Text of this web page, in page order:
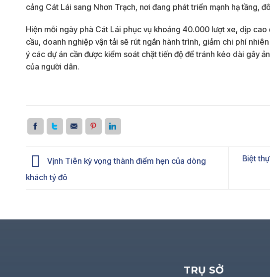
cảng Cát Lái sang Nhơn Trạch, nơi đang phát triển mạnh hạ tầng,
Hiện mỗi ngày phà Cát Lái phục vụ khoảng 40.000 lượt xe, dịp
cầu, doanh nghiệp vận tải sẽ rút ngắn hành trình, giảm chi phí
ý các dự án cần được kiểm soát chặt tiến độ để tránh kéo dài gây
của người dân.
Vịnh Tiên kỳ vọng thành điểm hẹn của dòng
khách tỷ đô
Biệt
TRỤ SỞ